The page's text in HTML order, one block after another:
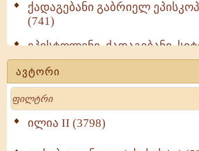
ქადაგებანი გაბრიელ
(741)
ეპისტოლენი, ქადაგებანი,
(723)
მოძღვრის ძალზე
მრევლისათვის (545)
Wisdomge (514)
ავტორი
Search
ილია II (3798)